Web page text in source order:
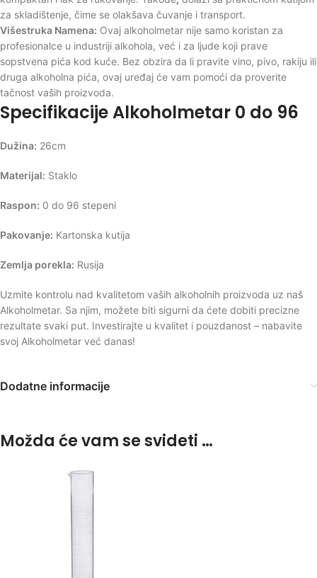
za skladištenje, čime se olakšava čuvanje i transport.
Višestruka Namena: Ovaj alkoholmetar nije samo koristan za
profesionalce u industriji alkohola, već i za ljude koji prave
sopstvena pića kod kuće. Bez obzira da li pravite vino, pivo, rakiju ili
druga alkoholna pića, ovaj uređaj će vam pomoći da proverite
tačnost vaših proizvoda.
Specifikacije Alkoholmetar 0 do 96
Dužina: 26cm
Materijal: Staklo
Raspon: 0 do 96 stepeni
Pakovanje: Kartonska kutija
Zemlja porekla: Rusija
Uzmite kontrolu nad kvalitetom vaših alkoholnih proizvoda uz naš
Alkoholmetar. Sa njim, možete biti sigurni da ćete dobiti precizne
rezultate svaki put. Investirajte u kvalitet i pouzdanost – nabavite
svoj Alkoholmetar već danas!
Dodatne informacije
Možda će vam se svideti …